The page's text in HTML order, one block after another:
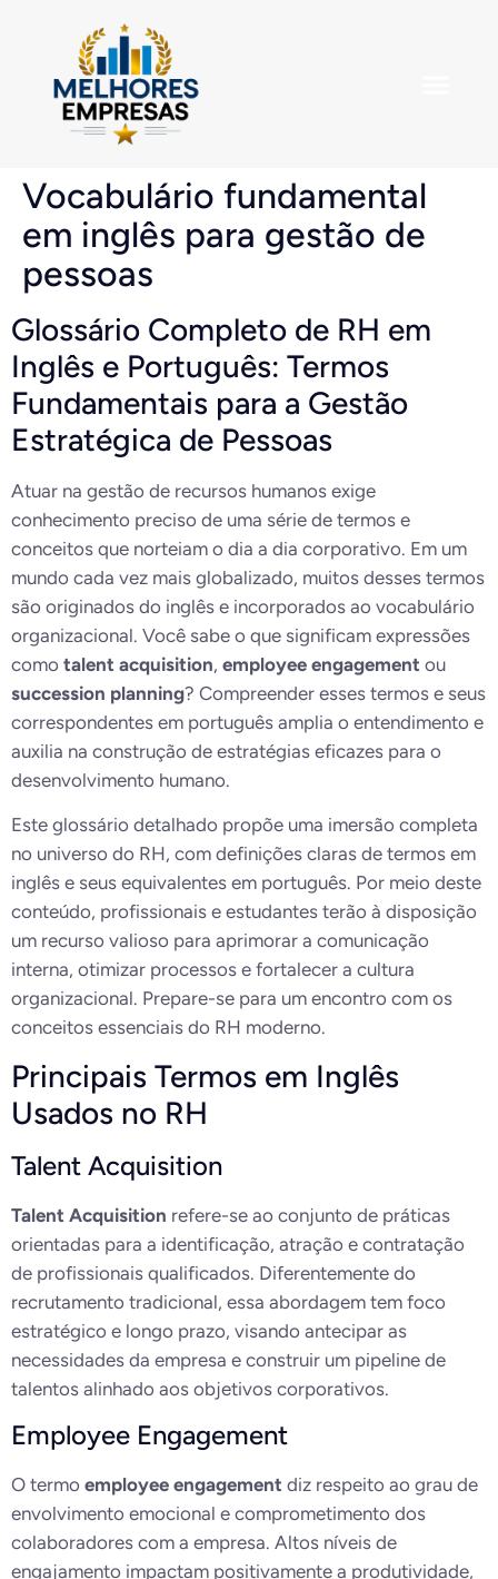
Vocabulário fundamental
em inglês para gestão de
pessoas
Glossário Completo de RH em
Inglês e Português: Termos
Fundamentais para a Gestão
Estratégica de Pessoas
Atuar na gestão de recursos humanos exige
conhecimento preciso de uma série de termos e
conceitos que norteiam o dia a dia corporativo. Em um
mundo cada vez mais globalizado, muitos desses termos
são originados do inglês e incorporados ao vocabulário
organizacional. Você sabe o que significam expressões
como talent acquisition, employee engagement ou
succession planning? Compreender esses termos e seus
correspondentes em português amplia o entendimento e
auxilia na construção de estratégias eficazes para o
desenvolvimento humano.
Este glossário detalhado propõe uma imersão completa
no universo do RH, com definições claras de termos em
inglês e seus equivalentes em português. Por meio deste
conteúdo, profissionais e estudantes terão à disposição
um recurso valioso para aprimorar a comunicação
interna, otimizar processos e fortalecer a cultura
organizacional. Prepare-se para um encontro com os
conceitos essenciais do RH moderno.
Principais Termos em Inglês
Usados no RH
Talent Acquisition
Talent Acquisition refere-se ao conjunto de práticas
orientadas para a identificação, atração e contratação
de profissionais qualificados. Diferentemente do
recrutamento tradicional, essa abordagem tem foco
estratégico e longo prazo, visando antecipar as
necessidades da empresa e construir um pipeline de
talentos alinhado aos objetivos corporativos.
Employee Engagement
O termo employee engagement diz respeito ao grau de
envolvimento emocional e comprometimento dos
colaboradores com a empresa. Altos níveis de
engajamento impactam positivamente a produtividade,